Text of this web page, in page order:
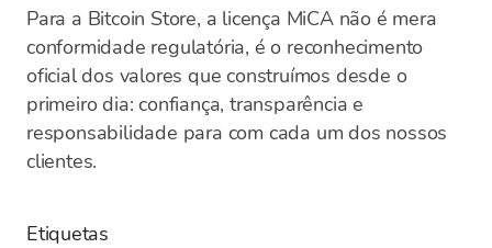
Para a Bitcoin Store, a licença MiCA não é mera
conformidade regulatória, é o reconhecimento
oficial dos valores que construímos desde o
primeiro dia: confiança, transparência e
responsabilidade para com cada um dos nossos
clientes.
Etiquetas